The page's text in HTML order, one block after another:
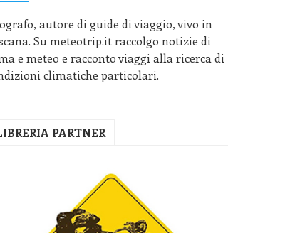
autore di guide di viaggio, vivo in
Su meteotrip.it raccolgo notizie di
e meteo e racconto viaggi alla ricerca di
climatiche particolari.
PARTNER